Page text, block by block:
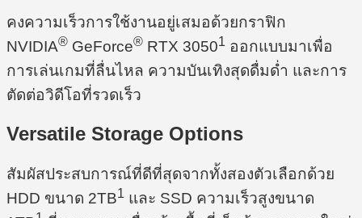
คงความเร็วการใช้งานอยู่เสมอด้วยกราฟิก
NVIDIA® GeForce® RTX 30501 ออกแบบมาเพื่อ
การเล่นเกมที่ลื่นไหล ความบันเทิงสุดดื่มด่ำ และการ
ตัดต่อวิดีโอที่รวดเร็ว
Versatile Storage Options
สัมผัสประสบการณ์ที่ดีที่สุดจากทั้งสองตัวเลือกด้วย
HDD ขนาด 2TB1 และ SSD ความเร็วสูงขนาด